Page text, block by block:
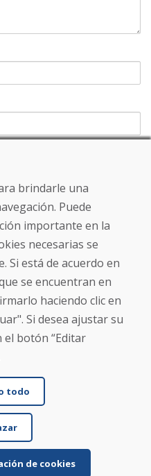
brindarle una
Puede
importante en la
necesarias se
Si está de acuerdo en
se encuentran en
haciendo clic en
Si desea ajustar su
el botón “Editar
todo
de cookies